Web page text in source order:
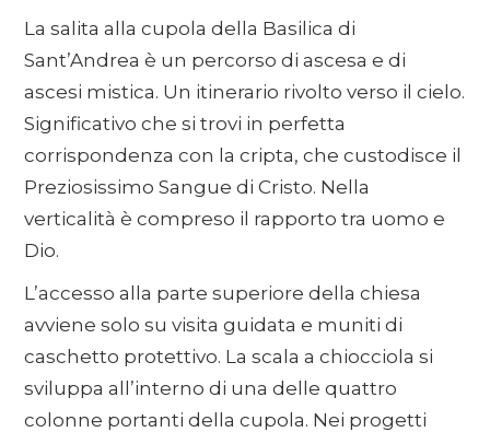
La salita alla cupola della Basilica di
Sant’Andrea è un percorso di ascesa e di
ascesi mistica. Un itinerario rivolto verso il cielo.
Significativo che si trovi in perfetta
corrispondenza con la cripta, che custodisce il
Preziosissimo Sangue di Cristo. Nella
verticalità è compreso il rapporto tra uomo e
Dio.
L’accesso alla parte superiore della chiesa
avviene solo su visita guidata e muniti di
caschetto protettivo. La scala a chiocciola si
sviluppa all’interno di una delle quattro
colonne portanti della cupola. Nei progetti